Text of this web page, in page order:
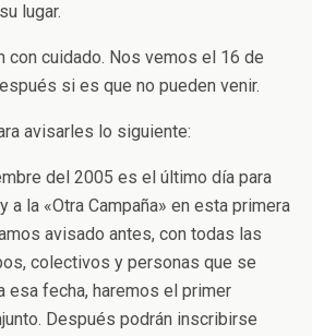
lugar.
con cuidado. Nos vemos el 16 de
si es que no pueden venir.
avisarles lo siguiente:
del 2005 es el último día para
a la «Otra Campaña» en esta primera
avisado antes, con todas las
colectivos y personas que se
esa fecha, haremos el primer
Después podrán inscribirse